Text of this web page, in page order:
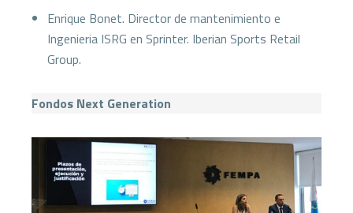
Enrique Bonet. Director de mantenimiento e
Ingenieria ISRG en Sprinter. Iberian Sports Retail
Group.
Fondos Next Generation